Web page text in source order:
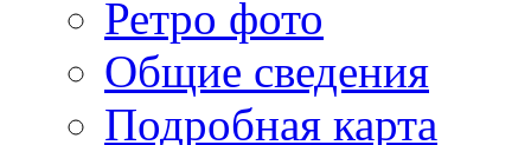
Ретро фото
Общие сведения
Подробная карта